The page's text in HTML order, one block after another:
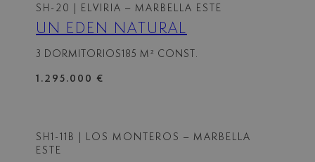
SH-20 | ELVIRIA – MARBELLA ESTE
UN EDÉN NATURAL
3 DORMITORIOS 185 M² CONST.
1.295.000 €
SH1-11B
| LOS MONTEROS – MARBELLA
ESTE